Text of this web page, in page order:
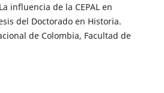
influencia de la CEPAL en
del Doctorado en Historia.
de Colombia, Facultad de